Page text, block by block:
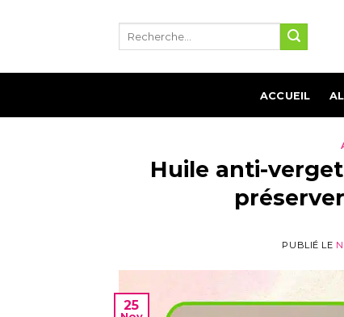
ACCUEIL
Huile anti-
PUBLIÉ LE
25